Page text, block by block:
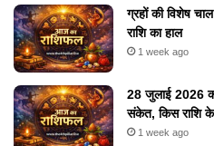
ग्रहों की विशेष
राशि का हाल
1 week ago
28 जुलाई 2026
संकेत, किस राशि
1 week ago